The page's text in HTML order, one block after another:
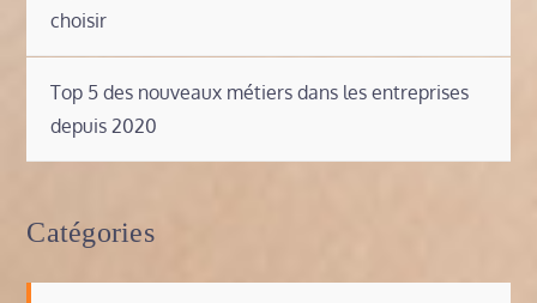
choisir
Top 5 des nouveaux métiers dans les entreprises
depuis 2020
Catégories